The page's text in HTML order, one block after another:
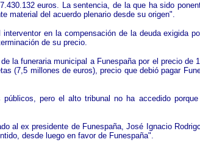
euros. La sentencia, de la que ha sido
material del acuerdo plenario desde su origen".
en la compensación de la deuda exigida
de su precio.
la funeraria municipal a Funespaña por el precio de
(7,5 millones de euros), precio que debió pagar
pero el alto tribunal no ha accedido
al ex presidente de Funespaña, José Ignacio
desde luego en favor de Funespaña".